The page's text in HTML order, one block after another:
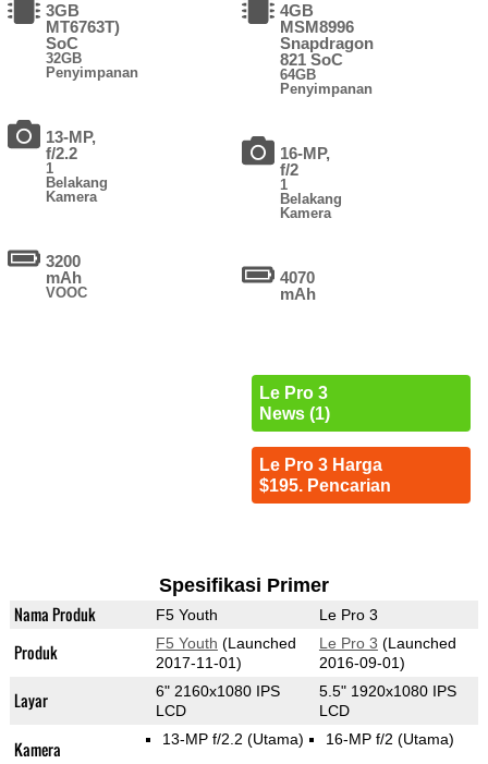
3GB
MT6763T)
SoC
32GB
Penyimpanan
13-MP,
f/2.2
1
Belakang
Kamera
3200
mAh
VOOC
4GB
MSM8996
Snapdragon
821 SoC
64GB
Penyimpanan
16-MP,
f/2
1
Belakang
Kamera
4070
mAh
Le Pro 3
News (1)
Le Pro 3 Harga
$195. Pencarian
Spesifikasi Primer
Nama Produk F5 Youth Le Pro 3
Produk F5 Youth (Launched
2017-11-01)
Le Pro 3 (Launched
2016-09-01)
Layar
6" 2160x1080 IPS
LCD
5.5" 1920x1080 IPS
LCD
Kamera 13-MP f/2.2 (Utama) 16-MP f/2 (Utama)